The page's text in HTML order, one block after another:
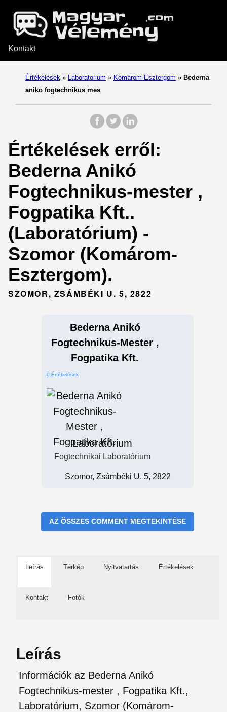
Kontakt
Értékelések » Laboratorium » Komárom-Esztergom » Bederna
aniko fogtechnikus mes
Értékelések erről:
Bederna Anikó
Fogtechnikus-mester ,
Fogpatika Kft..
(Laboratórium) -
Szomor (Komárom-
Esztergom).
SZOMOR, ZSÁMBÉKI U. 5, 2822
Bederna Anikó
Fogtechnikus-Mester ,
Fogpatika Kft.
0 Értékelések
Laboratórium
Fogtechnikai Laboratórium
Szomor, Zsámbéki U. 5, 2822
AZ ÖSSZES COMMENT MEGTEKINTÉSE
Leírás Térkép Nyitvatartás Értékelések
Kontakt Fotók
Leírás
Információk az Bederna Anikó
Fogtechnikus-mester , Fogpatika Kft.,
Laboratórium, Szomor (Komárom-